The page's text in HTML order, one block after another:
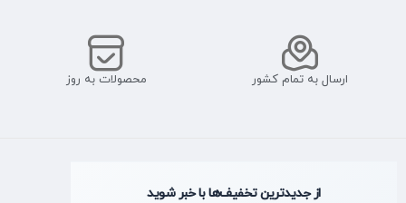
ارسال به تمام کشور محصولات به روز
از جدیدترین تخفیف‌ها با خبر شوید